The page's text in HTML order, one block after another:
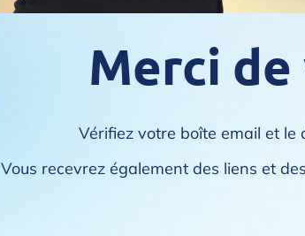
Merci
Vérifiez votre boîte email et le
Vous recevrez également des liens et